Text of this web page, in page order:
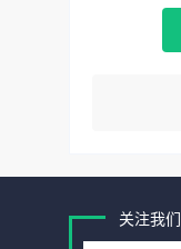
关注我们